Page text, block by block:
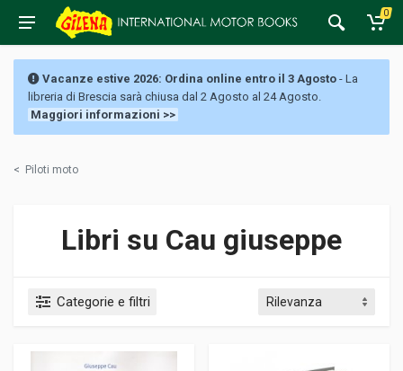
0
Vacanze estive 2026: Ordina online entro il 3 Agosto - La
libreria di Brescia sarà chiusa dal 2 Agosto al 24 Agosto.
Maggiori informazioni >>
< Piloti moto
Libri su Cau giuseppe
Categorie e filtri